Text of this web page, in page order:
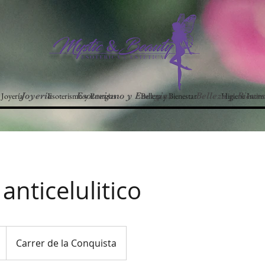
Joyería Esoterismo y Energias Belleza y Bienestar Higiene
Joyería Esoterismo y Energias Belleza y
Carrer de la Conquista